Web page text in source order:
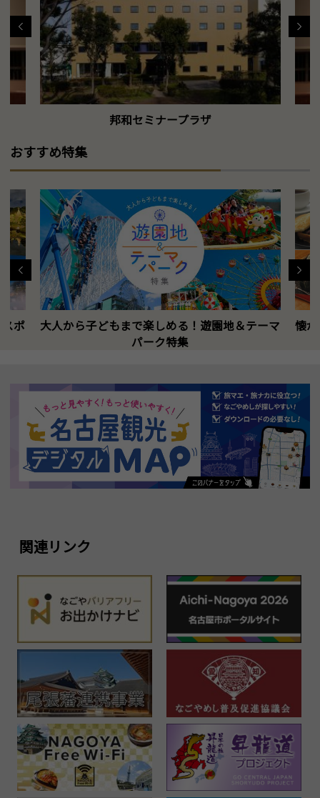
邦和セミナープラザ
おすすめ特集
ポ
大人から子どもまで楽しめる！遊園地＆テーマ
パーク特集
懐
関連リンク